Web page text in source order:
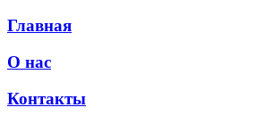
Главная
О нас
Контакты